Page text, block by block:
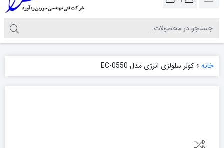
خانه » کولر سلولزی انرژی مدل EC-0550